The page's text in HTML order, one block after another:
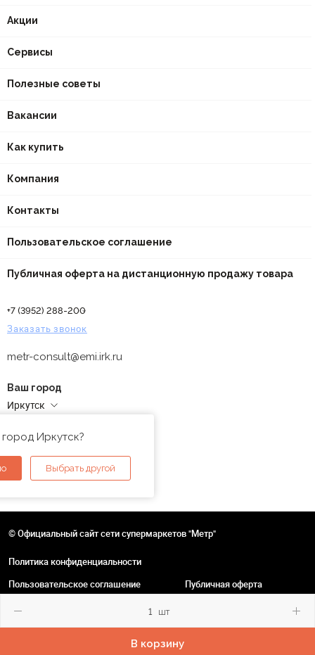
шт
В корзину
Акции
Сервисы
Полезные советы
Вакансии
Как купить
Компания
Контакты
Пользовательское соглашение
Публичная оферта на дистанционную продажу товара
+7 (3952) 288-200
Заказать звонок
metr-consult@emi.irk.ru
Ваш город
Иркутск
Иркутск?
Выбрать другой
© Официальный сайт сети супермаркетов "Метр"
Политика конфиденциальности
Пользовательское соглашение
Публичная оферта